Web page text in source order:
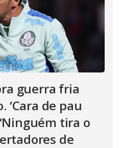
guerra fria
‘Cara de pau
tira o
de